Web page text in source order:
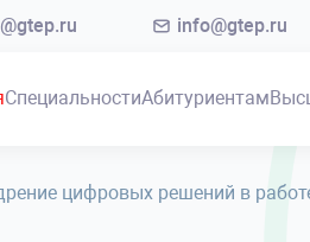
info@gtep.ru
СпециальностиАбитуриентам
цифровых решений в